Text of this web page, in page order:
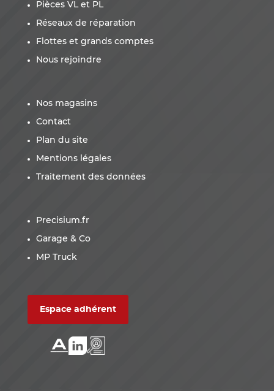
Pièces VL et PL
Réseaux de réparation
Flottes et grands comptes
Nous rejoindre
Nos magasins
Contact
Plan du site
Mentions légales
Traitement des données
Precisium.fr
Garage & Co
MP Truck
Espace adhérent